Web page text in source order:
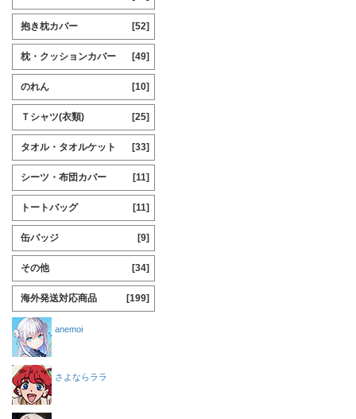
抱き枕カバー [52]
枕・クッションカバー [49]
のれん [10]
Ｔシャツ(衣類) [25]
タオル・タオルケット [33]
シーツ・布団カバー [11]
トートバッグ [11]
缶バッジ [9]
その他 [34]
海外発送対応商品 [199]
anemoi
さよならララ